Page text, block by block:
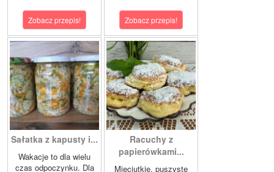
Zobacz przepis! Zobacz przepis!
Sałatka z kapusty i...
Wakacje to dla wielu
czas odpoczynku. Dla
Racuchy z
papierówkami...
Mięciutkie, puszyste